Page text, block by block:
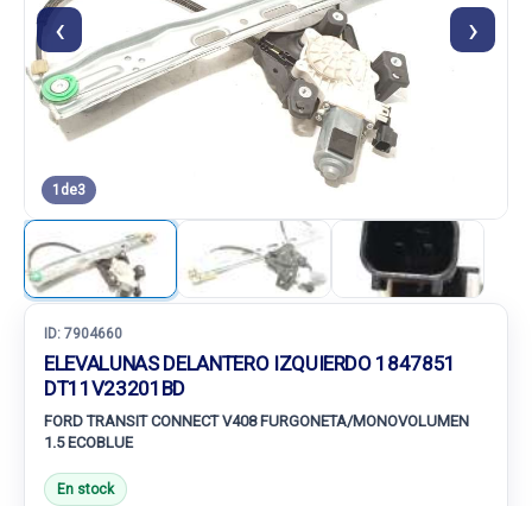
‹ ›
1 de3
ID: 7904660
ELEVALUNAS DELANTERO IZQUIERDO 1847851
DT11V23201BD
FORD TRANSIT CONNECT V408 FURGONETA/MONOVOLUMEN
1.5 ECOBLUE
En stock